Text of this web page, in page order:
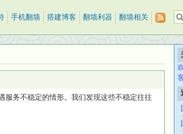
手机翻墙 搭建博客 翻墙利器 翻墙相关
服务不稳定的情形。我们发现这些不稳定往往